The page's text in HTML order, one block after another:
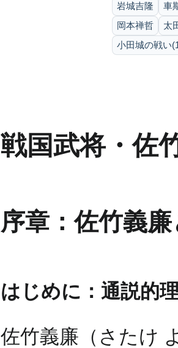
岩城吉隆
車
岡本禅哲
太
小田城の戦い
戦国武将・佐
序章：佐竹義
はじめに：通説的
佐竹義廉（さたけ